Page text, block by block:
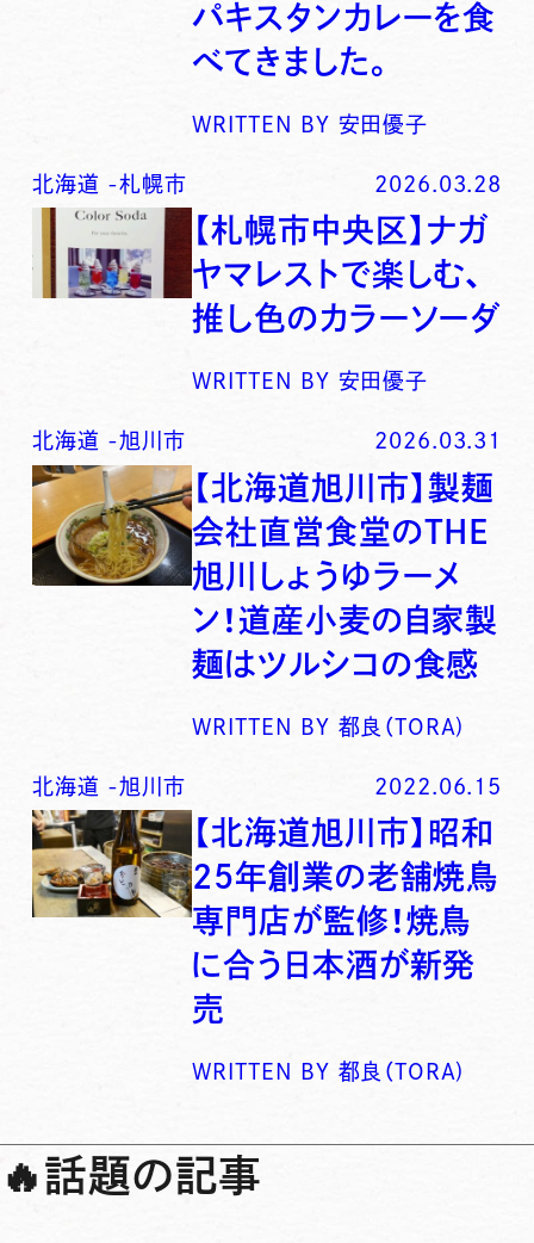
パキスタンカレーを食
べてきました。
WRITTEN BY 安田優子
北海道 -札幌市 2026.03.28
【札幌市中央区】ナガ
ヤマレストで楽しむ、
推し色のカラーソーダ
WRITTEN BY 安田優子
北海道 -旭川市 2026.03.31
【北海道旭川市】製麺
会社直営食堂のTHE
旭川しょうゆラーメ
ン！道産小麦の自家製
麺はツルシコの食感
WRITTEN BY 都良（TORA)
北海道 -旭川市 2022.06.15
【北海道旭川市】昭和
25年創業の老舗焼鳥
専門店が監修！焼鳥
に合う日本酒が新発
売
WRITTEN BY 都良（TORA)
🔥話題の記事